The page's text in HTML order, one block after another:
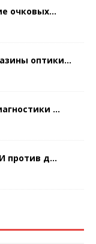
очковых...
оптики...
...
против д...